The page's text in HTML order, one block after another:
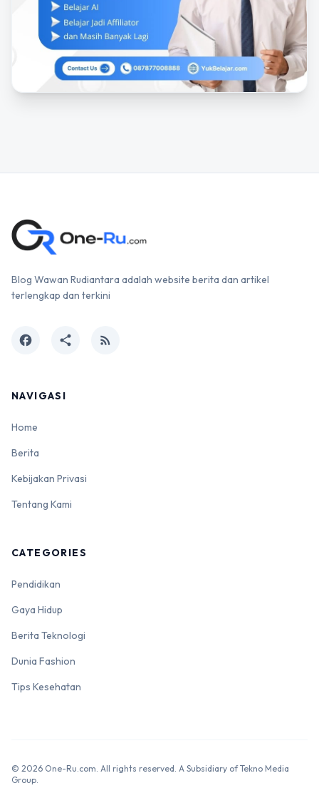
Blog Wawan Rudiantara adalah website berita dan artikel
terlengkap dan terkini
facebook share rss_feed
NAVIGASI
Home
Berita
Kebijakan Privasi
Tentang Kami
CATEGORIES
Pendidikan
Gaya Hidup
Berita Teknologi
Dunia Fashion
Tips Kesehatan
© 2026 One-Ru.com. All rights reserved. A Subsidiary of Tekno Media
Group.